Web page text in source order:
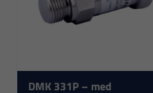
DMK 331P – med